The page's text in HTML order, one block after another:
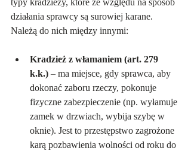
typy kradzieży, które ze względu na sposób
działania sprawcy są surowiej karane.
Należą do nich między innymi:
Kradzież z włamaniem (art. 279
k.k.) – ma miejsce, gdy sprawca, aby
dokonać zaboru rzeczy, pokonuje
fizyczne zabezpieczenie (np. wyłamuje
zamek w drzwiach, wybija szybę w
oknie). Jest to przestępstwo zagrożone
karą pozbawienia wolności od roku do